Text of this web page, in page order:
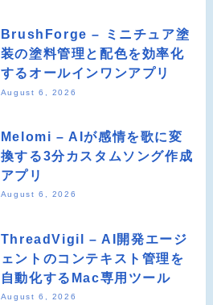
BrushForge – ミニチュア塗
装の塗料管理と配色を効率化
するオールインワンアプリ
August 6, 2026
Melomi – AIが感情を歌に変
換する3分カスタムソング作成
アプリ
August 6, 2026
ThreadVigil – AI開発エージ
ェントのコンテキスト管理を
自動化するMac専用ツール
August 6, 2026